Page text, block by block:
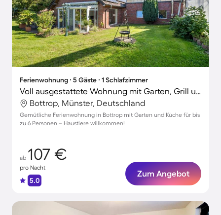
Ferienwohnung ∙ 5 Gäste ∙ 1 Schlafzimmer
Voll ausgestattete Wohnung mit Garten, Grill und Terrasse | Hunde erlaubt
Bottrop, Münster, Deutschland
Gemütliche Ferienwohnung in Bottrop mit Garten und Küche für bis
zu 6 Personen – Haustiere willkommen!
ab 107 €
pro Nacht
5.0
Zum Angebot